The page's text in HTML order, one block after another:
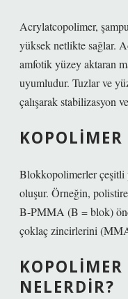
Acrylatcopolimer,
yüksek netlikte sağlar.
amfotik yüzey aktaran
uyumludur. Tuzlar ve
çalışarak stabilizasyon
Blokkopolimerler çeşitli
oluşur. Örneğin,
B-PMMA (B = blok)
çoklaç zincirlerini
NELERDIR?